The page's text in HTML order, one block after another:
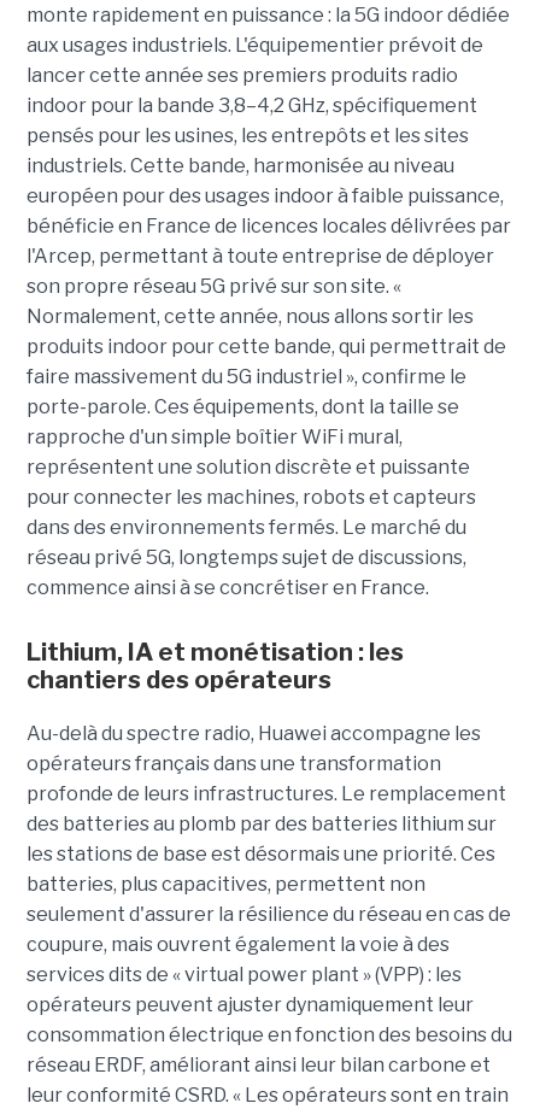
monte rapidement en puissance : la 5G indoor dédiée
aux usages industriels. L'équipementier prévoit de
lancer cette année ses premiers produits radio
indoor pour la bande 3,8–4,2 GHz, spécifiquement
pensés pour les usines, les entrepôts et les sites
industriels. Cette bande, harmonisée au niveau
européen pour des usages indoor à faible puissance,
bénéficie en France de licences locales délivrées par
l'Arcep, permettant à toute entreprise de déployer
son propre réseau 5G privé sur son site. «
Normalement, cette année, nous allons sortir les
produits indoor pour cette bande, qui permettrait de
faire massivement du 5G industriel », confirme le
porte-parole. Ces équipements, dont la taille se
rapproche d'un simple boîtier WiFi mural,
représentent une solution discrète et puissante
pour connecter les machines, robots et capteurs
dans des environnements fermés. Le marché du
réseau privé 5G, longtemps sujet de discussions,
commence ainsi à se concrétiser en France.
Lithium, IA et monétisation : les
chantiers des opérateurs
Au-delà du spectre radio, Huawei accompagne les
opérateurs français dans une transformation
profonde de leurs infrastructures. Le remplacement
des batteries au plomb par des batteries lithium sur
les stations de base est désormais une priorité. Ces
batteries, plus capacitives, permettent non
seulement d'assurer la résilience du réseau en cas de
coupure, mais ouvrent également la voie à des
services dits de « virtual power plant » (VPP) : les
opérateurs peuvent ajuster dynamiquement leur
consommation électrique en fonction des besoins du
réseau ERDF, améliorant ainsi leur bilan carbone et
leur conformité CSRD. « Les opérateurs sont en train